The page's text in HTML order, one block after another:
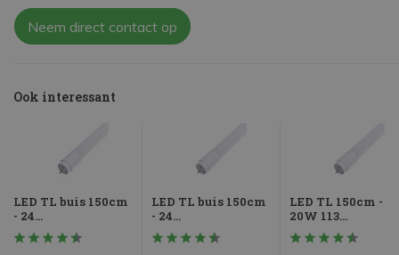
Neem direct contact op
Ook interessant
LED TL buis 150cm
- 24...
LED TL buis 150cm
- 24...
LED TL 150cm -
20W 113...